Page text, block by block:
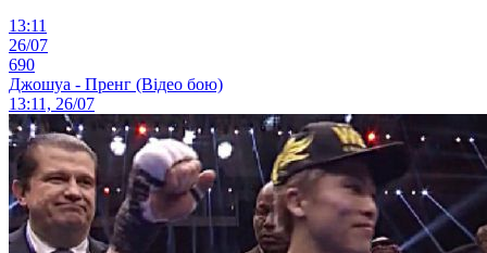
13:11
26/07
690
Джошуа - Пренг (Відео бою)
13:11, 26/07